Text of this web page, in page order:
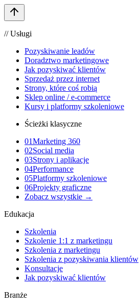
// Usługi
Pozyskiwanie leadów
Doradztwo marketingowe
Jak pozyskiwać klientów
Sprzedaż przez internet
Strony, które coś robią
Sklep online / e-commerce
Kursy i platformy szkoleniowe
Ścieżki klasyczne
01Marketing 360
02Social media
03Strony i aplikacje
04Performance
05Platformy szkoleniowe
06Projekty graficzne
Zobacz wszystkie →
Edukacja
Szkolenia
Szkolenie 1:1 z marketingu
Szkolenia z marketingu
Szkolenia z pozyskiwania klientów
Konsultacje
Jak pozyskiwać klientów
Branże